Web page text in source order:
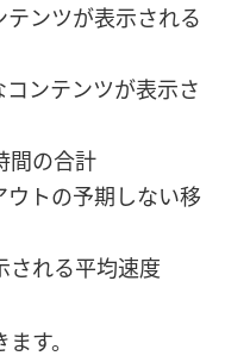
ンツが表示される
ンテンツが表示さ
間の合計
ウトの予期しない移
される平均速度
す。